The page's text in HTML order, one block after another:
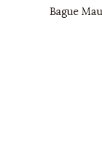
Bague